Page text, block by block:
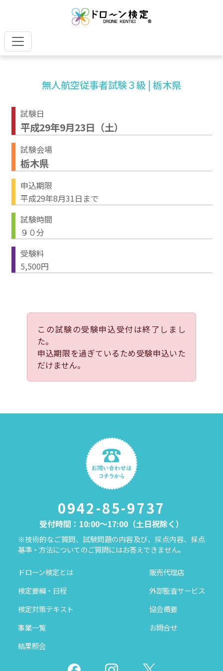
無人航空従事者試験３級 | 栃木県
試験日
平成29年9月23日（土）
試験会場
栃木県
申込期限
平成29年8月31日まで
試験時間
９０分
受験料
5,500円
この試験の受験申込受付は終了しまし
た。
申込期限を過ぎているため受験申込いた
だけません。
0942-85-9737
受付時間：10:00～17:00（土日祝除く）
※技術的なご質問、試験問題の内容及び、採点内容、採点
基準・方法についてのご質問にはお答えできません。
ドローン検定とは
検定要綱・日程
検定対策テキスト
事業一覧
結果照会
販売代理店
外部監査サービス
協会概要
お問合せ